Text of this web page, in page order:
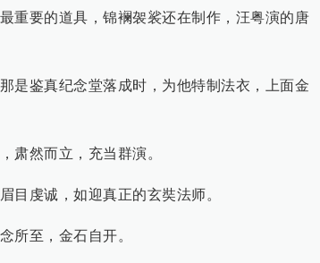
重要的道具，锦襕袈裟还在制作，汪粤演的唐
是鉴真纪念堂落成时，为他特制法衣，上面金
肃然而立，充当群演。
目虔诚，如迎真正的玄奘法师。
所至，金石自开。